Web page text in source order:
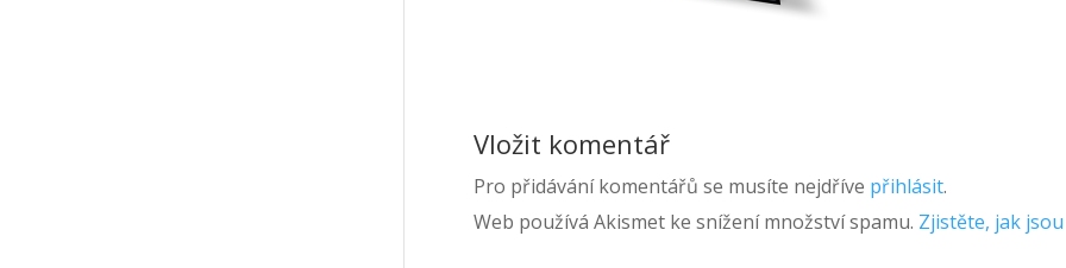
Vložit komentář
Pro přidávání komentářů se musíte nejdříve přihlásit.
Web používá Akismet ke snížení množství spamu. Zjistěte, jak